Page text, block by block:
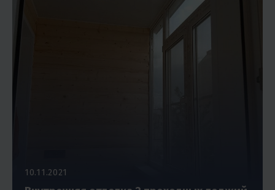
10.11.2021